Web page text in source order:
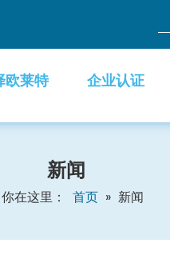
欧莱特 企业认证
新闻
你在这里： 首页 » 新闻